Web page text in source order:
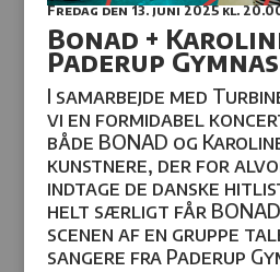
Fredag den 13. juni 2025kl.
Bonad +
Paderup
I samarbejde med
vi en formidabel
både BONAD og
kunstnere, der for
indtage de danske
helt særligt får BONAD
scenen af en gruppe
sangere fra Paderup